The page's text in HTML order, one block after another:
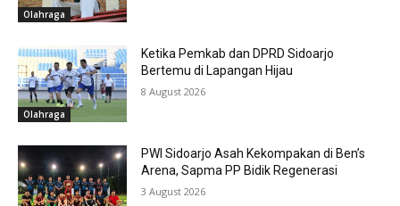
Olahraga
Olahraga
Ketika Pemkab dan DPRD Sidoarjo
Bertemu di Lapangan Hijau
8 August 2026
PWI Sidoarjo Asah Kekompakan di Ben’s
Arena, Sapma PP Bidik Regenerasi
3 August 2026